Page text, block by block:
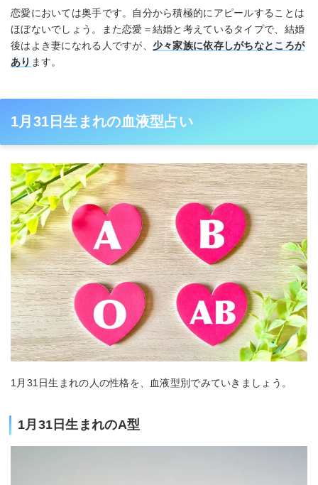
恋愛においては奥手です。自分から積極的にアピールすることは
ほぼないでしょう。また恋愛＝結婚と考えているタイプで、結婚
後はよき妻になれる人ですが、 少々家族に依存しがちなところが
あり ます。
1月31日生まれの血液型占い
1月31日生まれの人の性格を、血液型別でみていきましょう。
1月31日生まれのA型